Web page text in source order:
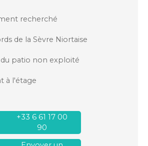
recherché
de la Sèvre Niortaise
patio non exploité
à l'étage
+33 6 61 17 00
90